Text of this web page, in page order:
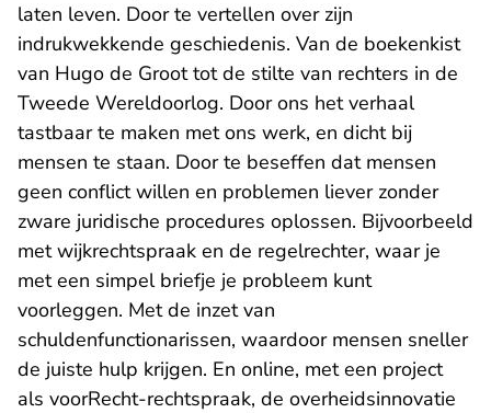
laten leven. Door te vertellen over zijn
indrukwekkende geschiedenis. Van de boekenkist
van Hugo de Groot tot de stilte van rechters in de
Tweede Wereldoorlog. Door ons het verhaal
tastbaar te maken met ons werk, en dicht bij
mensen te staan. Door te beseffen dat mensen
geen conflict willen en problemen liever zonder
zware juridische procedures oplossen. Bijvoorbeeld
met wijkrechtspraak en de regelrechter, waar je
met een simpel briefje je probleem kunt
voorleggen. Met de inzet van
schuldenfunctionarissen, waardoor mensen sneller
de juiste hulp krijgen. En online, met een project
als voorRecht-rechtspraak, de overheidsinnovatie